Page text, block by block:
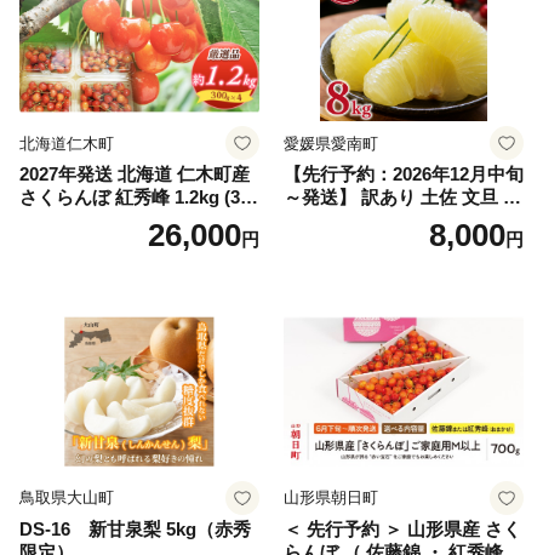
マスカット 贈答 ギフト 産地
笛吹市 シャインマスカット
笛吹 葡萄 国産 ぶどう 人気
国産 1.2kg 先行｜
北海道仁木町
2027年発送 北海道 仁木町産
さくらんぼ 紅秀峰 1.2kg (300
g×4パック) Lサイズ以上 旬
桜桃 産地直送 サクランボ チ
26,000円
愛媛県愛南町
【先行予約：2026年12月中旬
～発送】 訳あり 土佐 文旦 8k
g (Mサイズ以上サイズミック
ス) 8000円 わけあり ぶんた
産 農家直送 期間限定 特産品
サイズミックス くらもとフ
ァーム 愛南町 愛媛県
8,000円
鳥取県大山町
DS-16 新甘泉梨 5kg（赤秀
山形県朝日町
＜ 先行予約 ＞ 山形県産 さく